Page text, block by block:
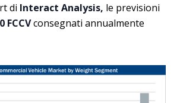
di Interact Analysis, le previsioni
FCCVconsegnati annualmente